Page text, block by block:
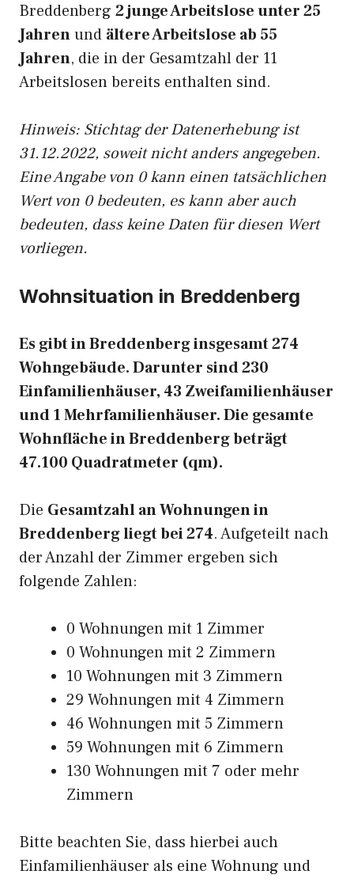
Breddenberg 2 junge Arbeitslose unter 25
Jahrenund ältere Arbeitslose ab 55
Jahren, die in der Gesamtzahl der 11
Arbeitslosen bereits enthalten sind.
Hinweis: Stichtag der Datenerhebung ist
31.12.2022, soweit nicht anders angegeben.
Eine Angabe von 0 kann einen tatsächlichen
Wert von 0 bedeuten, es kann aber auch
bedeuten, dass keine Daten für diesen Wert
vorliegen.
Wohnsituation in Breddenberg
Es gibt in Breddenberg insgesamt 274
Wohngebäude. Darunter sind 230
Einfamilienhäuser, 43 Zweifamilienhäuser
und 1 Mehrfamilienhäuser. Die gesamte
Wohnfläche in Breddenberg beträgt
47.100 Quadratmeter (qm).
Die Gesamtzahl an Wohnungen in
Breddenberg liegt bei 274. Aufgeteilt nach
der Anzahl der Zimmer ergeben sich
folgende Zahlen:
0 Wohnungen mit 1 Zimmer
0 Wohnungen mit 2 Zimmern
10 Wohnungen mit 3 Zimmern
29 Wohnungen mit 4 Zimmern
46 Wohnungen mit 5 Zimmern
59 Wohnungen mit 6 Zimmern
130 Wohnungen mit 7 oder mehr
Zimmern
Bitte beachten Sie, dass hierbei auch
Einfamilienhäuser als eine Wohnung und